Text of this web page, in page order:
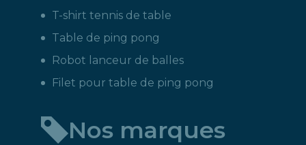
T-shirt tennis de table
Table de ping pong
Robot lanceur de balles
Filet pour table de ping pong
Nos marques